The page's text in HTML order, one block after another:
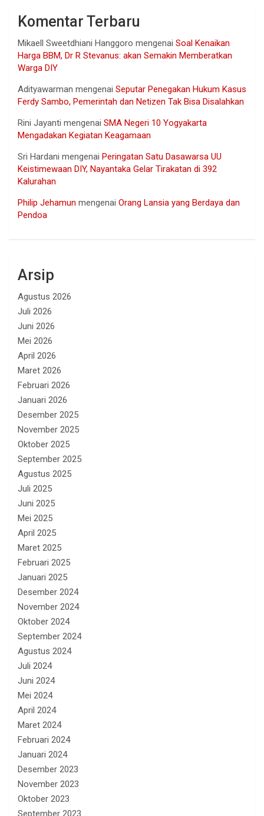
Komentar Terbaru
Mikaell Sweetdhiani Hanggoro mengenai Soal Kenaikan
Harga BBM, Dr R Stevanus: akan Semakin Memberatkan
Warga DIY
Adityawarman mengenai Seputar Penegakan Hukum Kasus
Ferdy Sambo, Pemerintah dan Netizen Tak Bisa Disalahkan
Rini Jayanti mengenai SMA Negeri 10 Yogyakarta
Mengadakan Kegiatan Keagamaan
Sri Hardani mengenai Peringatan Satu Dasawarsa UU
Keistimewaan DIY, Nayantaka Gelar Tirakatan di 392
Kalurahan
Philip Jehamun mengenai Orang Lansia yang Berdaya dan
Pendoa
Arsip
Agustus 2026
Juli 2026
Juni 2026
Mei 2026
April 2026
Maret 2026
Februari 2026
Januari 2026
Desember 2025
November 2025
Oktober 2025
September 2025
Agustus 2025
Juli 2025
Juni 2025
Mei 2025
April 2025
Maret 2025
Februari 2025
Januari 2025
Desember 2024
November 2024
Oktober 2024
September 2024
Agustus 2024
Juli 2024
Juni 2024
Mei 2024
April 2024
Maret 2024
Februari 2024
Januari 2024
Desember 2023
November 2023
Oktober 2023